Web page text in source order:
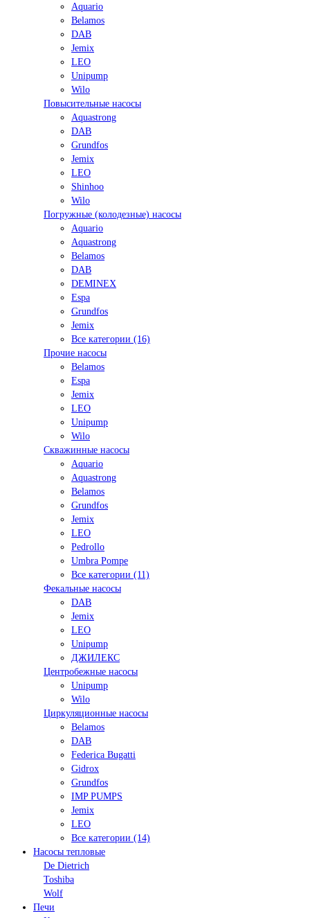
Aquario
Belamos
DAB
Jemix
LEO
Unipump
Wilo
Повысительные насосы
Aquastrong
DAB
Grundfos
Jemix
LEO
Shinhoo
Wilo
Погружные (колодезные) насосы
Aquario
Aquastrong
Belamos
DAB
DEMINEX
Espa
Grundfos
Jemix
Все категории (16)
Прочие насосы
Belamos
Espa
Jemix
LEO
Unipump
Wilo
Скважинные насосы
Aquario
Aquastrong
Belamos
Grundfos
Jemix
LEO
Pedrollo
Umbra Pompe
Все категории (11)
Фекальные насосы
DAB
Jemix
LEO
Unipump
ДЖИЛЕКС
Центробежные насосы
Unipump
Wilo
Циркуляционные насосы
Belamos
DAB
Federica Bugatti
Gidrox
Grundfos
IMP PUMPS
Jemix
LEO
Все категории (14)
Насосы тепловые
De Dietrich
Toshiba
Wolf
Печи